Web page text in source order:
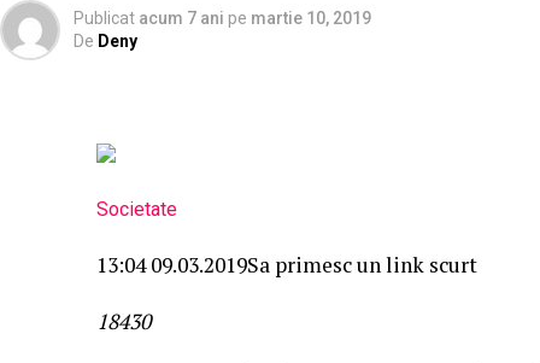
Publicat acum 7 ani pe martie 10, 2019
De Deny
Societate
13:04 09.03.2019Sa primesc un link scurt
18430